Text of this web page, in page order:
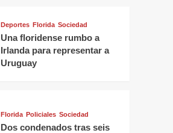
Deportes Florida Sociedad
Una floridense rumbo a
Irlanda para representar a
Uruguay
Florida Policiales Sociedad
Dos condenados tras seis